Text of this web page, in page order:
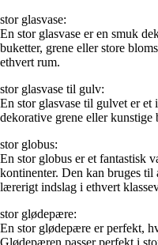
stor glasvase:
En stor glasvase er en smuk
buketter, grene eller store
ethvert rum.
stor glasvase til gulv:
En stor glasvase til gulvet er
dekorative grene eller
stor globus:
En stor globus er et fantastisk
kontinenter. Den kan bruges
lærerigt indslag i ethvert
stor glødepære:
En stor glødepære er perfekt,
Glødepæren passer perfekt i